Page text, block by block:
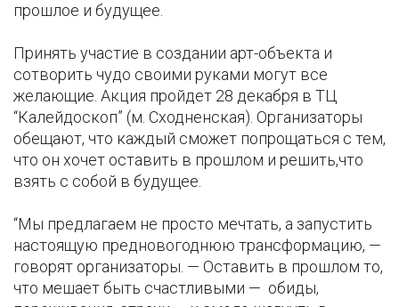
прошлое и будущее.
Принять участие в создании арт-объекта и
сотворить чудо своими руками могут все
желающие. Акция пройдет 28 декабря в ТЦ
“Калейдоскоп” (м. Сходненская). Организаторы
обещают, что каждый сможет попрощаться с тем,
что он хочет оставить в прошлом и решить,что
взять с собой в будущее.
“Мы предлагаем не просто мечтать, а запустить
настоящую предновогоднюю трансформацию, —
говорят организаторы. — Оставить в прошлом то,
что мешает быть счастливыми — обиды,